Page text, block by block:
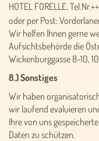
HOTEL FORELLE,
oder per Post:
Wir helfen Ihnen gerne
Aufsichtsbehörde die
Wickenburggasse 8-10,
8.) Sonstiges
Wir haben
wir laufend evaluieren
Ihre von uns
Daten zu schützen.